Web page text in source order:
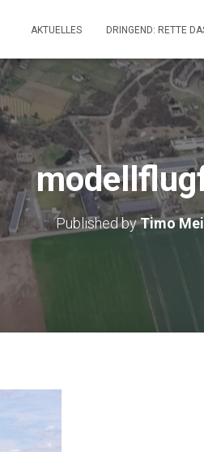
AKTUELLES DRINGEND: RETTE
Published byTimo